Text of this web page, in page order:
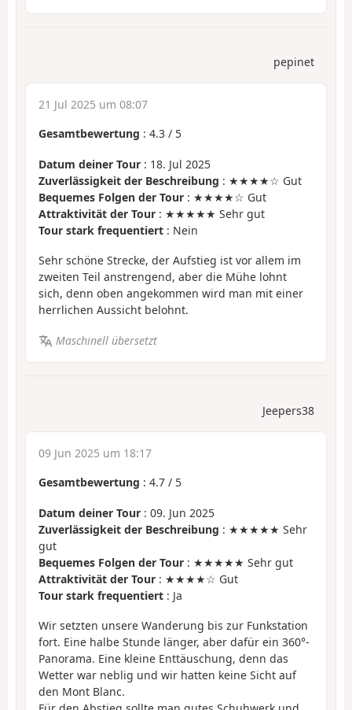
pepinet
21 Jul 2025 um 08:07
Gesamtbewertung : 4.3 / 5
Datum deiner Tour : 18. Jul 2025
Zuverlässigkeit der Beschreibung : ★★★★☆ Gut
Bequemes Folgen der Tour : ★★★★☆ Gut
Attraktivität der Tour : ★★★★★ Sehr gut
Tour stark frequentiert : Nein
Sehr schöne Strecke, der Aufstieg ist vor allem im
zweiten Teil anstrengend, aber die Mühe lohnt
sich, denn oben angekommen wird man mit einer
herrlichen Aussicht belohnt.
Maschinell übersetzt
Jeepers38
09 Jun 2025 um 18:17
Gesamtbewertung : 4.7 / 5
Datum deiner Tour : 09. Jun 2025
Zuverlässigkeit der Beschreibung : ★★★★★ Sehr
gut
Bequemes Folgen der Tour : ★★★★★ Sehr gut
Attraktivität der Tour : ★★★★☆ Gut
Tour stark frequentiert : Ja
Wir setzten unsere Wanderung bis zur Funkstation
fort. Eine halbe Stunde länger, aber dafür ein 360°-
Panorama. Eine kleine Enttäuschung, denn das
Wetter war neblig und wir hatten keine Sicht auf
den Mont Blanc.